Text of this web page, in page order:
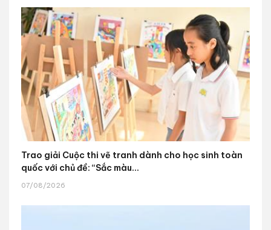
Trao giải Cuộc thi vẽ tranh dành cho học sinh toàn
quốc với chủ đề: “Sắc màu...
07/08/2026